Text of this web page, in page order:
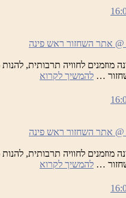
להמשיך לקרוא
בוטיק
להמשיך לקרוא